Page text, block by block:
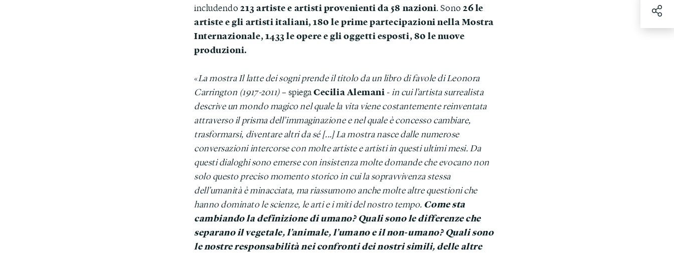
includendo 213 artiste e artisti provenienti da 58 nazioni. Sono26 le
artiste e gli artisti italiani, 180 le prime partecipazioni nella Mostra
Internazionale, 1433 le opere e gli oggetti esposti, 80 le nuove
produzioni.
«La mostra Il latte dei sogni prende il titolo da un libro di favole di Leonora
Carrington (1917-2011)– spiegaCecilia Alemani-in cui l’artista surrealista
descrive un mondo magico nel quale la vita viene costantemente reinventata
attraverso il prisma dell’immaginazione e nel quale è concesso cambiare,
trasformarsi, diventare altri da sé [...] La mostra nasce dalle numerose
conversazioni intercorse con molte artiste e artisti in questi ultimi mesi. Da
questi dialoghi sono emerse con insistenza molte domande che evocano non
solo questo preciso momento storico in cui la sopravvivenza stessa
dell’umanità è minacciata, ma riassumono anche molte altre questioni che
hanno dominato le scienze, le arti e i miti del nostro tempo. Come sta
cambiando la definizione di umano? Quali sono le differenze che
separano il vegetale, l’animale, l’umano e il non-umano? Quali sono
le nostre responsabilità nei confronti dei nostri simili, delle altre